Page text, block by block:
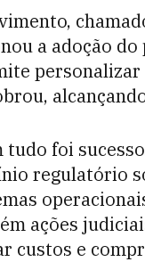
a adoção do
tudo foi
regulatório
ações
custos e